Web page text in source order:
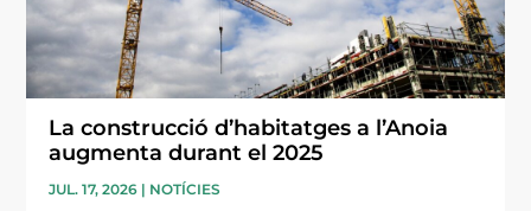
La construcció d’habitatges a l’Anoia
augmenta durant el 2025
JUL. 17, 2026 | NOTÍCIES